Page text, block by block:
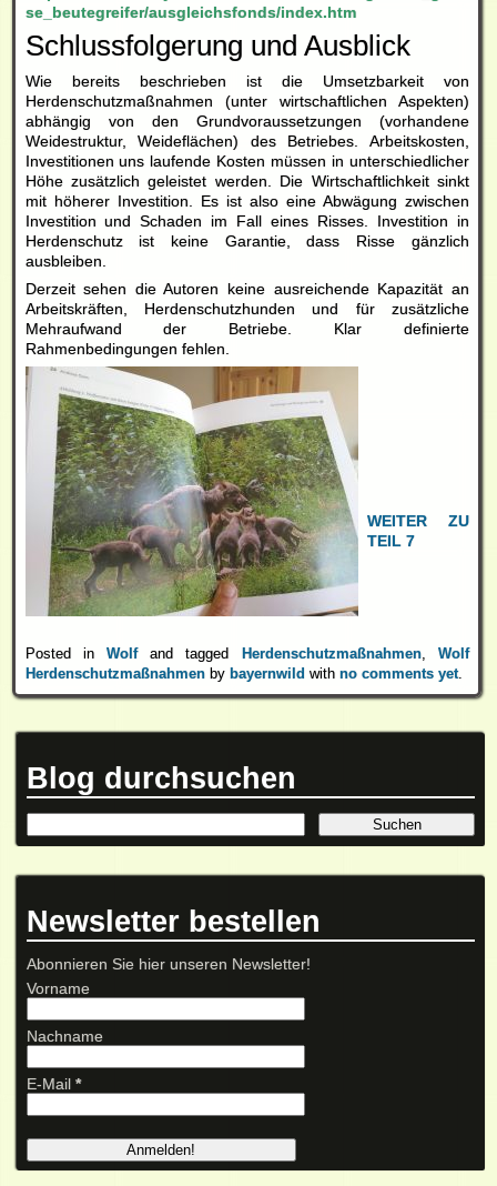
se_beutegreifer/ausgleichsfonds/index.htm
Schlussfolgerung und Ausblick
Wie bereits beschrieben ist die Umsetzbarkeit von
Herdenschutzmaßnahmen (unter wirtschaftlichen Aspekten)
abhängig von den Grundvoraussetzungen (vorhandene
Weidestruktur, Weideflächen) des Betriebes. Arbeitskosten,
Investitionen uns laufende Kosten müssen in unterschiedlicher
Höhe zusätzlich geleistet werden. Die Wirtschaftlichkeit sinkt
mit höherer Investition. Es ist also eine Abwägung zwischen
Investition und Schaden im Fall eines Risses. Investition in
Herdenschutz ist keine Garantie, dass Risse gänzlich
ausbleiben.
Derzeit sehen die Autoren keine ausreichende Kapazität an
Arbeitskräften, Herdenschutzhunden und für zusätzliche
Mehraufwand der Betriebe. Klar definierte
Rahmenbedingungen fehlen.
WEITER ZU
TEIL 7
Posted in Wolfand tagged Herdenschutzmaßnahmen, Wolf
Herdenschutzmaßnahmenby bayernwild with no comments yet.
Blog durchsuchen
Newsletter bestellen
Abonnieren Sie hier unseren Newsletter!
Vorname
Nachname
E-Mail *